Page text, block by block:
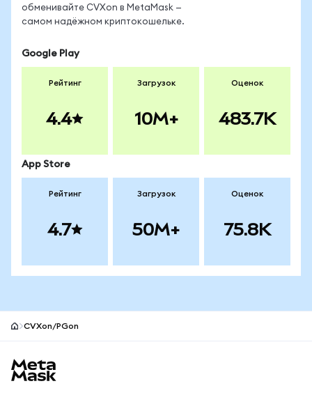
обменивайте CVXon в MetaMask —
самом надёжном криптокошельке.
Google Play
Рейтинг
4.4
Загрузок
10M+
Оценок
483.7K
App Store
Рейтинг
4.7
Загрузок
50M+
Оценок
75.8K
CVXon/PGon